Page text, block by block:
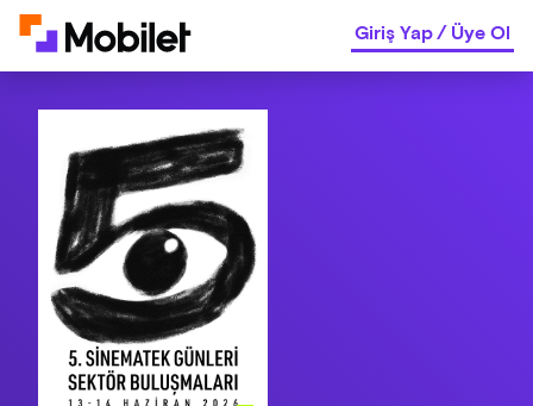
Giriş Yap/Üye Ol